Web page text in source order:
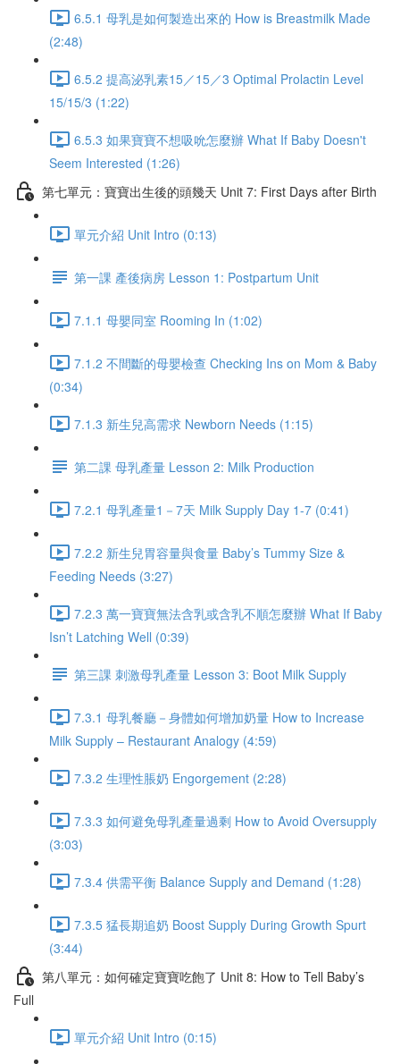
6.5.1 母乳是如何製造出來的 How is Breastmilk Made
(2:48)
6.5.2 提高泌乳素15／15／3 Optimal Prolactin Level
15/15/3 (1:22)
6.5.3 如果寶寶不想吸吮怎麼辦 What If Baby Doesn't
Seem Interested (1:26)
第七單元：寶寶出生後的頭幾天 Unit 7: First Days after Birth
單元介紹 Unit Intro (0:13)
第一課 產後病房 Lesson 1: Postpartum Unit
7.1.1 母嬰同室 Rooming In (1:02)
7.1.2 不間斷的母嬰檢查 Checking Ins on Mom & Baby
(0:34)
7.1.3 新生兒高需求 Newborn Needs (1:15)
第二課 母乳產量 Lesson 2: Milk Production
7.2.1 母乳產量1－7天 Milk Supply Day 1-7 (0:41)
7.2.2 新生兒胃容量與食量 Baby’s Tummy Size &
Feeding Needs (3:27)
7.2.3 萬一寶寶無法含乳或含乳不順怎麼辦 What If Baby
Isn’t Latching Well (0:39)
第三課 刺激母乳產量 Lesson 3: Boot Milk Supply
7.3.1 母乳餐廳－身體如何增加奶量 How to Increase
Milk Supply – Restaurant Analogy (4:59)
7.3.2 生理性脹奶 Engorgement (2:28)
7.3.3 如何避免母乳產量過剩 How to Avoid Oversupply
(3:03)
7.3.4 供需平衡 Balance Supply and Demand (1:28)
7.3.5 猛長期追奶 Boost Supply During Growth Spurt
(3:44)
第八單元：如何確定寶寶吃飽了 Unit 8: How to Tell Baby’s
Full
單元介紹 Unit Intro (0:15)